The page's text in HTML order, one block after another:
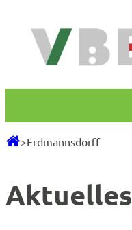
Inhalt
springen
>Erdmannsdorff
Aktuelles